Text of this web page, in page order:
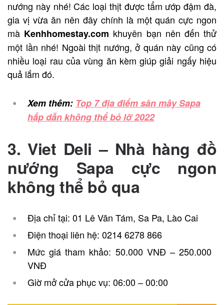
nướng này nhé! Các loại thịt được tẩm ướp đậm đà,
gia vị vừa ăn nên đây chính là một quán cực ngon
mà Kenhhomestay.com khuyên bạn nên đến thử
một lần nhé! Ngoài thịt nướng, ở quán này cũng có
nhiều loại rau của vùng ăn kèm giúp giải ngấy hiệu
quả lắm đó.
Xem thêm: Top 7 địa điểm săn mây Sapa
hấp dẫn không thể bỏ lỡ 2022
3. Viet Deli – Nhà hàng đồ
nướng Sapa cực ngon
không thể bỏ qua
Địa chỉ tại: 01 Lê Văn Tám, Sa Pa, Lào Cai
Điện thoại liên hệ: 0214 6278 866
Mức giá tham khảo: 50.000 VNĐ – 250.000
VNĐ
Giờ mở cửa phục vụ: 06:00 – 00:00